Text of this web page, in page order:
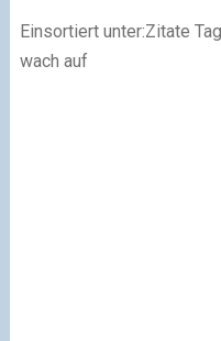
Einsortiert unter:Zitate
wach auf